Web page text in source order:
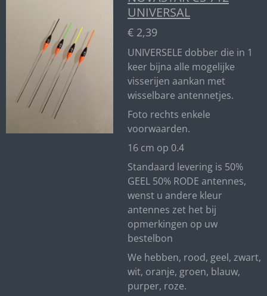
UNIVERSAL
€ 2,39
UNIVERSELE dobber die in 1
keer bijna alle mogelijke
visserijen aankan met
wisselbare antennetjes.
Foto rechts enkele
voorwaarden.
16 cm op 0.4
Standaard levering is 50%
GEEL 50% RODE antennes,
wenst u andere kleur
antennes zet het bij
opmerkingen op uw
bestelbon
We hebben, rood, geel, zwart,
wit, oranje, groen, blauw,
purper, roze.